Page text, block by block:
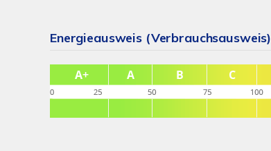
Energieausweis (Verbrauchsausweis)